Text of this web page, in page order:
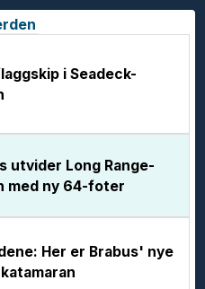
i Seadeck-
utvider Long Range-
med ny 64-foter
Her er Brabus' nye